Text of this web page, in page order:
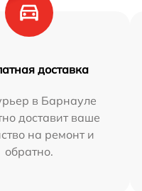
доставка
в Барнауле
доставит ваше
на ремонт и
обратно.